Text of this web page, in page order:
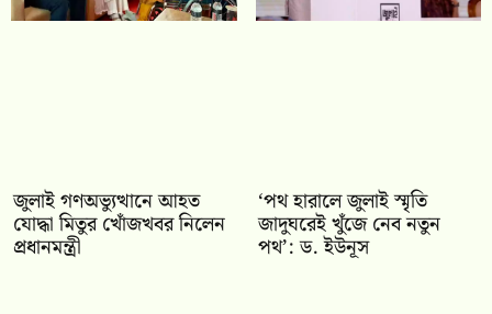
জুলাই গণঅভ্যুত্থানে আহত
যোদ্ধা মিতুর খোঁজখবর নিলেন
প্রধানমন্ত্রী
‘পথ হারালে জুলাই স্মৃতি
জাদুঘরেই খুঁজে নেব নতুন
পথ’: ড. ইউনূস